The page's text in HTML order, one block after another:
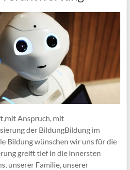
Anspruch, mit
der BildungBildung im
Bildung wünschen wir uns für die
greift tief in die innersten
unserer Familie, unserer